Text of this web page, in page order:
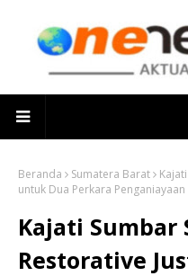
Beranda Sumatera Barat
untuk Dua Perkara
Kajati Sumbar
Restorative